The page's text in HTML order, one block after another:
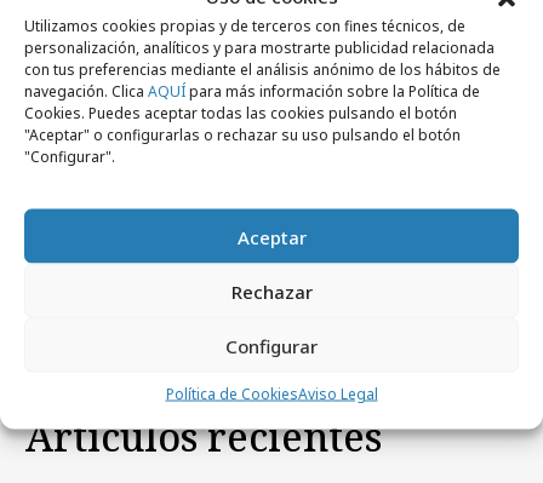
Utilizamos cookies propias y de terceros con fines técnicos, de
personalización, analíticos y para mostrarte publicidad relacionada
con tus preferencias mediante el análisis anónimo de los hábitos de
navegación. Clica AQUÍpara más información sobre la Política de
Cookies. Puedes aceptar todas las cookies pulsando el botón
"Aceptar" o configurarlas o rechazar su uso pulsando el botón
"Configurar".
Aceptar
Rechazar
Configurar
Política de CookiesAviso Legal
Cabreiroá celebra el triunfo de La Roja con
una pausa de hidratación
Artículos recientes